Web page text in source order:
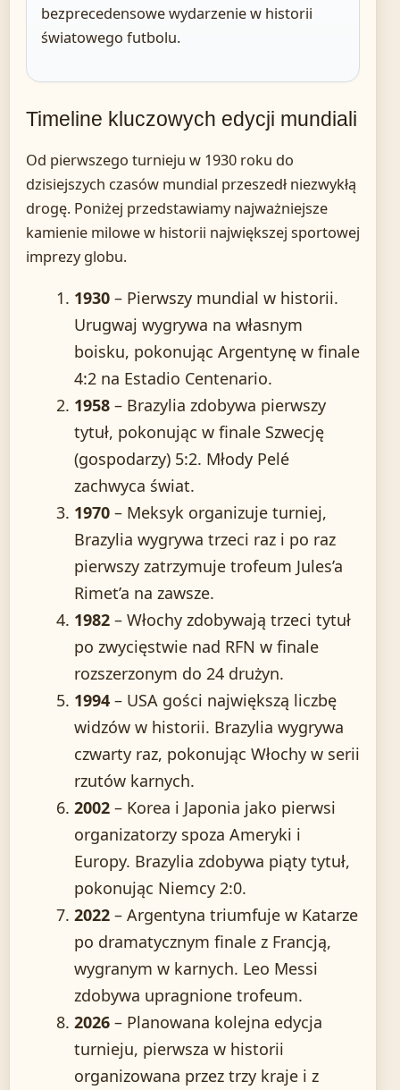
bezprecedensowe wydarzenie w historii
światowego futbolu.
Timeline kluczowych edycji mundiali
Od pierwszego turnieju w 1930 roku do
dzisiejszych czasów mundial przeszedł niezwykłą
drogę. Poniżej przedstawiamy najważniejsze
kamienie milowe w historii największej sportowej
imprezy globu.
1930 – Pierwszy mundial w historii.
Urugwaj wygrywa na własnym
boisku, pokonując Argentynę w finale
4:2 na Estadio Centenario.
1958 – Brazylia zdobywa pierwszy
tytuł, pokonując w finale Szwecję
(gospodarzy) 5:2. Młody Pelé
zachwyca świat.
1970 – Meksyk organizuje turniej,
Brazylia wygrywa trzeci raz i po raz
pierwszy zatrzymuje trofeum Jules’a
Rimet’a na zawsze.
1982 – Włochy zdobywają trzeci tytuł
po zwycięstwie nad RFN w finale
rozszerzonym do 24 drużyn.
1994 – USA gości największą liczbę
widzów w historii. Brazylia wygrywa
czwarty raz, pokonując Włochy w serii
rzutów karnych.
2002 – Korea i Japonia jako pierwsi
organizatorzy spoza Ameryki i
Europy. Brazylia zdobywa piąty tytuł,
pokonując Niemcy 2:0.
2022 – Argentyna triumfuje w Katarze
po dramatycznym finale z Francją,
wygranym w karnych. Leo Messi
zdobywa upragnione trofeum.
2026 – Planowana kolejna edycja
turnieju, pierwsza w historii
organizowana przez trzy kraje i z